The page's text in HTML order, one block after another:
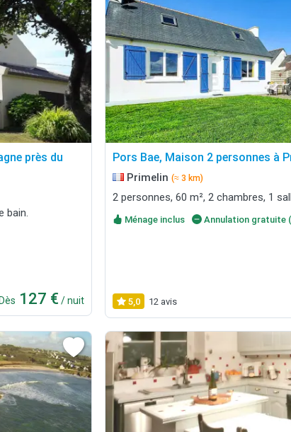
près du
bain.
Dès 127 € / nuit
Pors Bae, Maison 2 personnes à
Primelin(≈ 3 km)
2 personnes, 60 m², 2 chambres, 1
Ménage inclus Annulation gratuite
5,0 12 avis